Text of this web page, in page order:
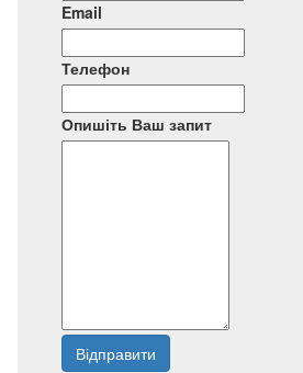
Email
Телефон
Опишіть Ваш запит
Відправити